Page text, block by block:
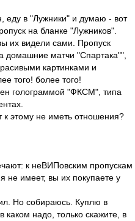
еду в "Лужники" и думаю - вот
на бланке "Лужников".
их видели сами. Пропуск
домашние матчи "Спартака"",
картинками и
того! более того!
голограммой "ФКСМ", типа
к этому не иметь отношения?
к неВИПовским пропускам
не имеет, вы их покупаете у
Но собираюсь. Куплю в
каком надо, только скажите, в